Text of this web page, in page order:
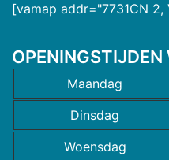
[vamap addr="7731CN
OPENINGSTIJDEN
Maandag
Dinsdag
Woensdag